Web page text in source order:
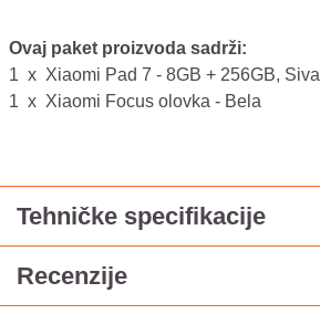
Ovaj paket proizvoda sadrži:
1 x Xiaomi Pad 7 - 8GB + 256GB, Siva
1 x Xiaomi Focus olovka - Bela
Tehničke specifikacije
Recenzije